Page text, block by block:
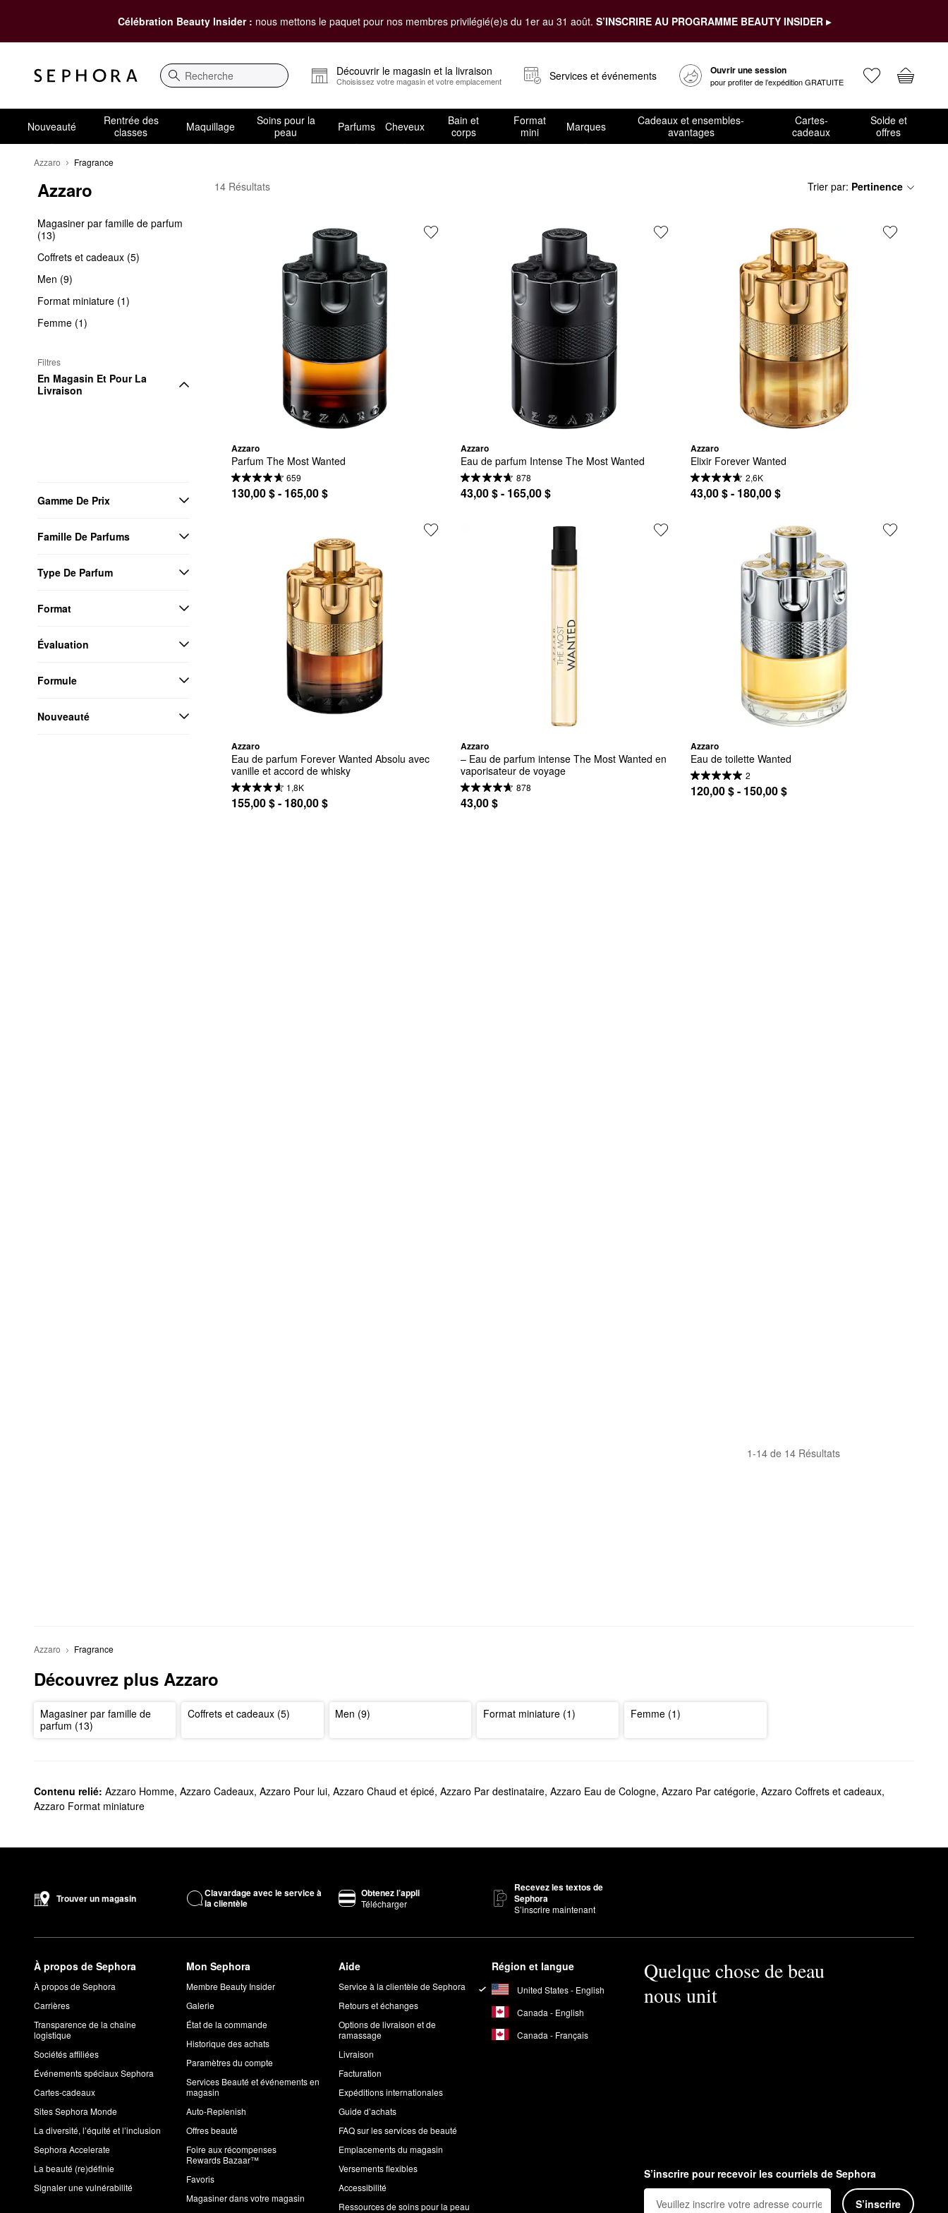
Célébration Beauty Insider : nous mettons le paquet pour nos membres privilégié(e)s du 1er au 31 août. S’INSCRIRE AU PROGRAMME BEAUTY INSIDER ▸
Recherche
Découvrir le magasin et la livraison
Choisissez votre magasin et votre emplacement Services et événements Ouvrir une session
pour profiter de l’expédition GRATUITE
Nouveauté
Rentrée des
classes
Maquillage
Soins pour la
peau
Parfums Cheveux
Bain et
corps
Format
mini
Marques
Cadeaux et ensembles-
avantages
Cartes-
cadeaux
Solde et
offres
Azzaro Fragrance
Azzaro
Magasiner par famille de parfum
(13)
Coffrets et cadeaux (5)
Men (9)
Format miniature (1)
Femme (1)
Filtres
En Magasin Et Pour La
Livraison
Gamme De Prix
Famille De Parfums
Type De Parfum
Format
Évaluation
Formule
Nouveauté
Azzaro Fragrance
14 Résultats Trier par: Pertinence
Azzaro
Parfum The Most Wanted
659
130,00 $ - 165,00 $
Azzaro
Eau de parfum Intense The Most Wanted
878
43,00 $ - 165,00 $
Azzaro
Elixir Forever Wanted
2,6K
43,00 $ - 180,00 $
Azzaro
Eau de parfum Forever Wanted Absolu avec
vanille et accord de whisky
1,8K
155,00 $ - 180,00 $
Azzaro
– Eau de parfum intense The Most Wanted en
vaporisateur de voyage
878
43,00 $
Azzaro
Eau de toilette Wanted
2
120,00 $ - 150,00 $
1-14 de 14 Résultats
Azzaro Fragrance
Découvrez plus Azzaro
Magasiner par famille de
parfum (13)
Coffrets et cadeaux (5) Men (9) Format miniature (1) Femme (1)
Contenu relié: Azzaro Homme, Azzaro Cadeaux, Azzaro Pour lui, Azzaro Chaud et épicé, Azzaro Par destinataire, Azzaro Eau de Cologne, Azzaro Par catégorie, Azzaro Coffrets et cadeaux,
Azzaro Format miniature
Trouver un magasin
Clavardage avec le service à
la clientèle
Obtenez l’appli
Télécharger
Recevez les textos de
Sephora
S’inscrire maintenant
À propos de Sephora
À propos de Sephora
Carrières
Transparence de la chaîne
logistique
Sociétés affiliées
Événements spéciaux Sephora
Cartes-cadeaux
Sites Sephora Monde
La diversité, l’équité et l’inclusion
Sephora Accelerate
La beauté (re)définie
Signaler une vulnérabilité
Mon Sephora
Membre Beauty Insider
Galerie
État de la commande
Historique des achats
Paramètres du compte
Services Beauté et événements en
magasin
Auto-Replenish
Offres beauté
Foire aux récompenses
Rewards Bazaar™
Favoris
Magasiner dans votre magasin
Aide
Service à la clientèle de Sephora
Retours et échanges
Options de livraison et de
ramassage
Livraison
Facturation
Expéditions internationales
Guide d’achats
FAQ sur les services de beauté
Emplacements du magasin
Versements flexibles
Accessibilité
Ressources de soins pour la peau
Région et langue
United States - English
Canada - English
Canada - Français
Quelque chose de beau
nous unit
S’inscrire pour recevoir les courriels de Sephora
S’inscrire